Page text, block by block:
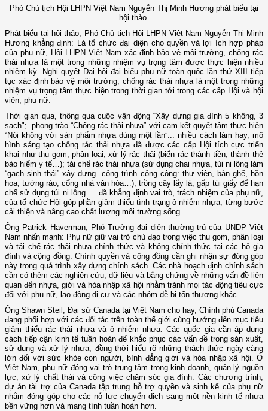
Phó Chủ tịch Hội LHPN Việt Nam Nguyễn Thị Minh Hương phát biểu tại
hội thảo.
Phát biểu tại hội thảo, Phó Chủ tịch Hội LHPN Việt Nam Nguyễn Thị Minh
Hương khẳng định: Là tổ chức đại diện cho quyền và lợi ích hợp pháp
của phụ nữ, Hội LHPN Việt Nam xác định bảo vệ môi trường, chống rác
thải nhựa là một trong những nhiệm vụ trọng tâm được thực hiện nhiều
nhiệm kỳ. Nghị quyết Đại hội đại biểu phụ nữ toàn quốc lần thứ XIII tiếp
tục xác định bảo vệ môi trường, chống rác thải nhựa là một trong những
nhiệm vụ trọng tâm thực hiện trong thời gian tới trong các cấp Hội và hội
viên, phụ nữ.
Thời gian qua, thông qua cuộc vận động “Xây dựng gia đình 5 không, 3
sạch"; phong trào “Chống rác thải nhựa” với cam kết quyết tâm thực hiện
“Nói không với sản phẩm nhựa dùng một lần”... nhiều cách làm hay, mô
hình sáng tạo chống rác thải nhựa đã được các cấp Hội tích cực triển
khai như thu gom, phân loại, xử lý rác thải (biến rác thành tiền, thành thẻ
bảo hiểm y tế…); tái chế rác thải nhựa (sử dụng chai nhựa, túi ni lông làm
“gạch sinh thái” xây dựng công trình công cộng: thư viện, bàn ghế, bồn
hoa, tường rào, cổng nhà văn hóa…); trồng cây lấy lá, gấp túi giấy để hạn
chế sử dụng túi ni lông…. đã khẳng định vai trò, trách nhiệm của phụ nữ,
của tổ chức Hội góp phần giảm thiểu tình trạng ô nhiễm nhựa, từng bước
cải thiện và nâng cao chất lượng môi trường sống.
Ông Patrick Haverman, Phó Trưởng đại diện thường trú của UNDP Việt
Nam nhấn mạnh: Phụ nữ giữ vai trò chủ đạo trong việc thu gom, phân loại
và tái chế rác thải nhựa chính thức và không chính thức tại các hộ gia
đình và cộng đồng. Chính quyền và cộng đồng cần ghi nhận sự đóng góp
này trong quá trình xây dựng chính sách. Các nhà hoạch định chính sách
cần có thêm các nghiên cứu, dữ liệu và bằng chứng về những vấn đề liên
quan đến nhựa, giới và hòa nhập xã hội nhằm tránh mọi tác động tiêu cực
đối với phụ nữ, lao động di cư và các nhóm dễ bị tổn thương khác.
Ông Shawn Steil, Đại sứ Canada tại Việt Nam cho hay, Chính phủ Canada
đang phối hợp với các đối tác trên toàn thế giới cùng hướng đến mục tiêu
giảm thiểu rác thải nhựa và ô nhiễm nhựa. Các quốc gia cần áp dụng
cách tiếp cận kinh tế tuần hoàn để khắc phục các vấn đề trong sản xuất,
sử dụng và xử lý nhựa; đồng thời hiểu rõ những thách thức ngày càng
lớn đối với sức khỏe con người, bình đẳng giới và hòa nhập xã hội. Ở
Việt Nam, phụ nữ đóng vai trò trung tâm trong kinh doanh, quản lý nguồn
lực, xử lý chất thải và công việc chăm sóc gia đình. Các chương trình,
dự án tài trợ của Canada tập trung hỗ trợ quyền và sinh kế của phụ nữ
nhằm đóng góp cho các nỗ lực chuyển dịch sang một nền kinh tế nhựa
bền vững hơn và mang tính tuần hoàn hơn.